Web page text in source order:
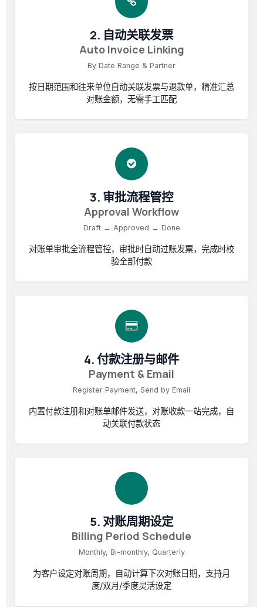
2. 自动关联发票
Auto Invoice Linking
By Date Range & Partner
按日期范围和往来单位自动关联发票与退款单，精准汇总
对账金额，无需手工匹配
3. 审批流程管控
Approval Workflow
Draft → Approved → Done
对账单审批全流程管控，审批时自动过账发票，完成时校
验全部付款
4. 付款注册与邮件
Payment & Email
Register Payment, Send by Email
内置付款注册和对账单邮件发送，对账收款一站完成，自
动关联付款状态
5. 对账周期设定
Billing Period Schedule
Monthly, Bi-monthly, Quarterly
为客户设定对账周期，自动计算下次对账日期，支持月
度/双月/季度灵活设定